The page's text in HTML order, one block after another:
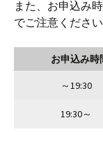
また、お申込み
でご注意ください
お申込み時
～19:30
19:30～